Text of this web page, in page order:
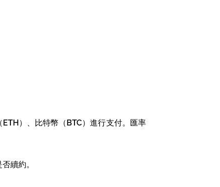
）、比特幣（BTC）進行支付。匯率
續約。